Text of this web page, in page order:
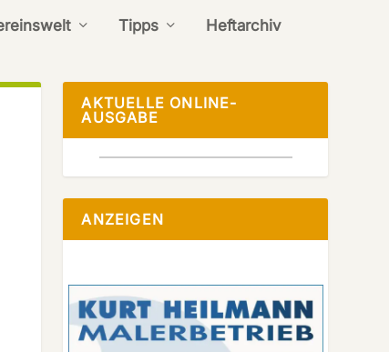
Tipps Heftarchiv
AKTUELLE ONLINE-
AUSGABE
ANZEIGEN